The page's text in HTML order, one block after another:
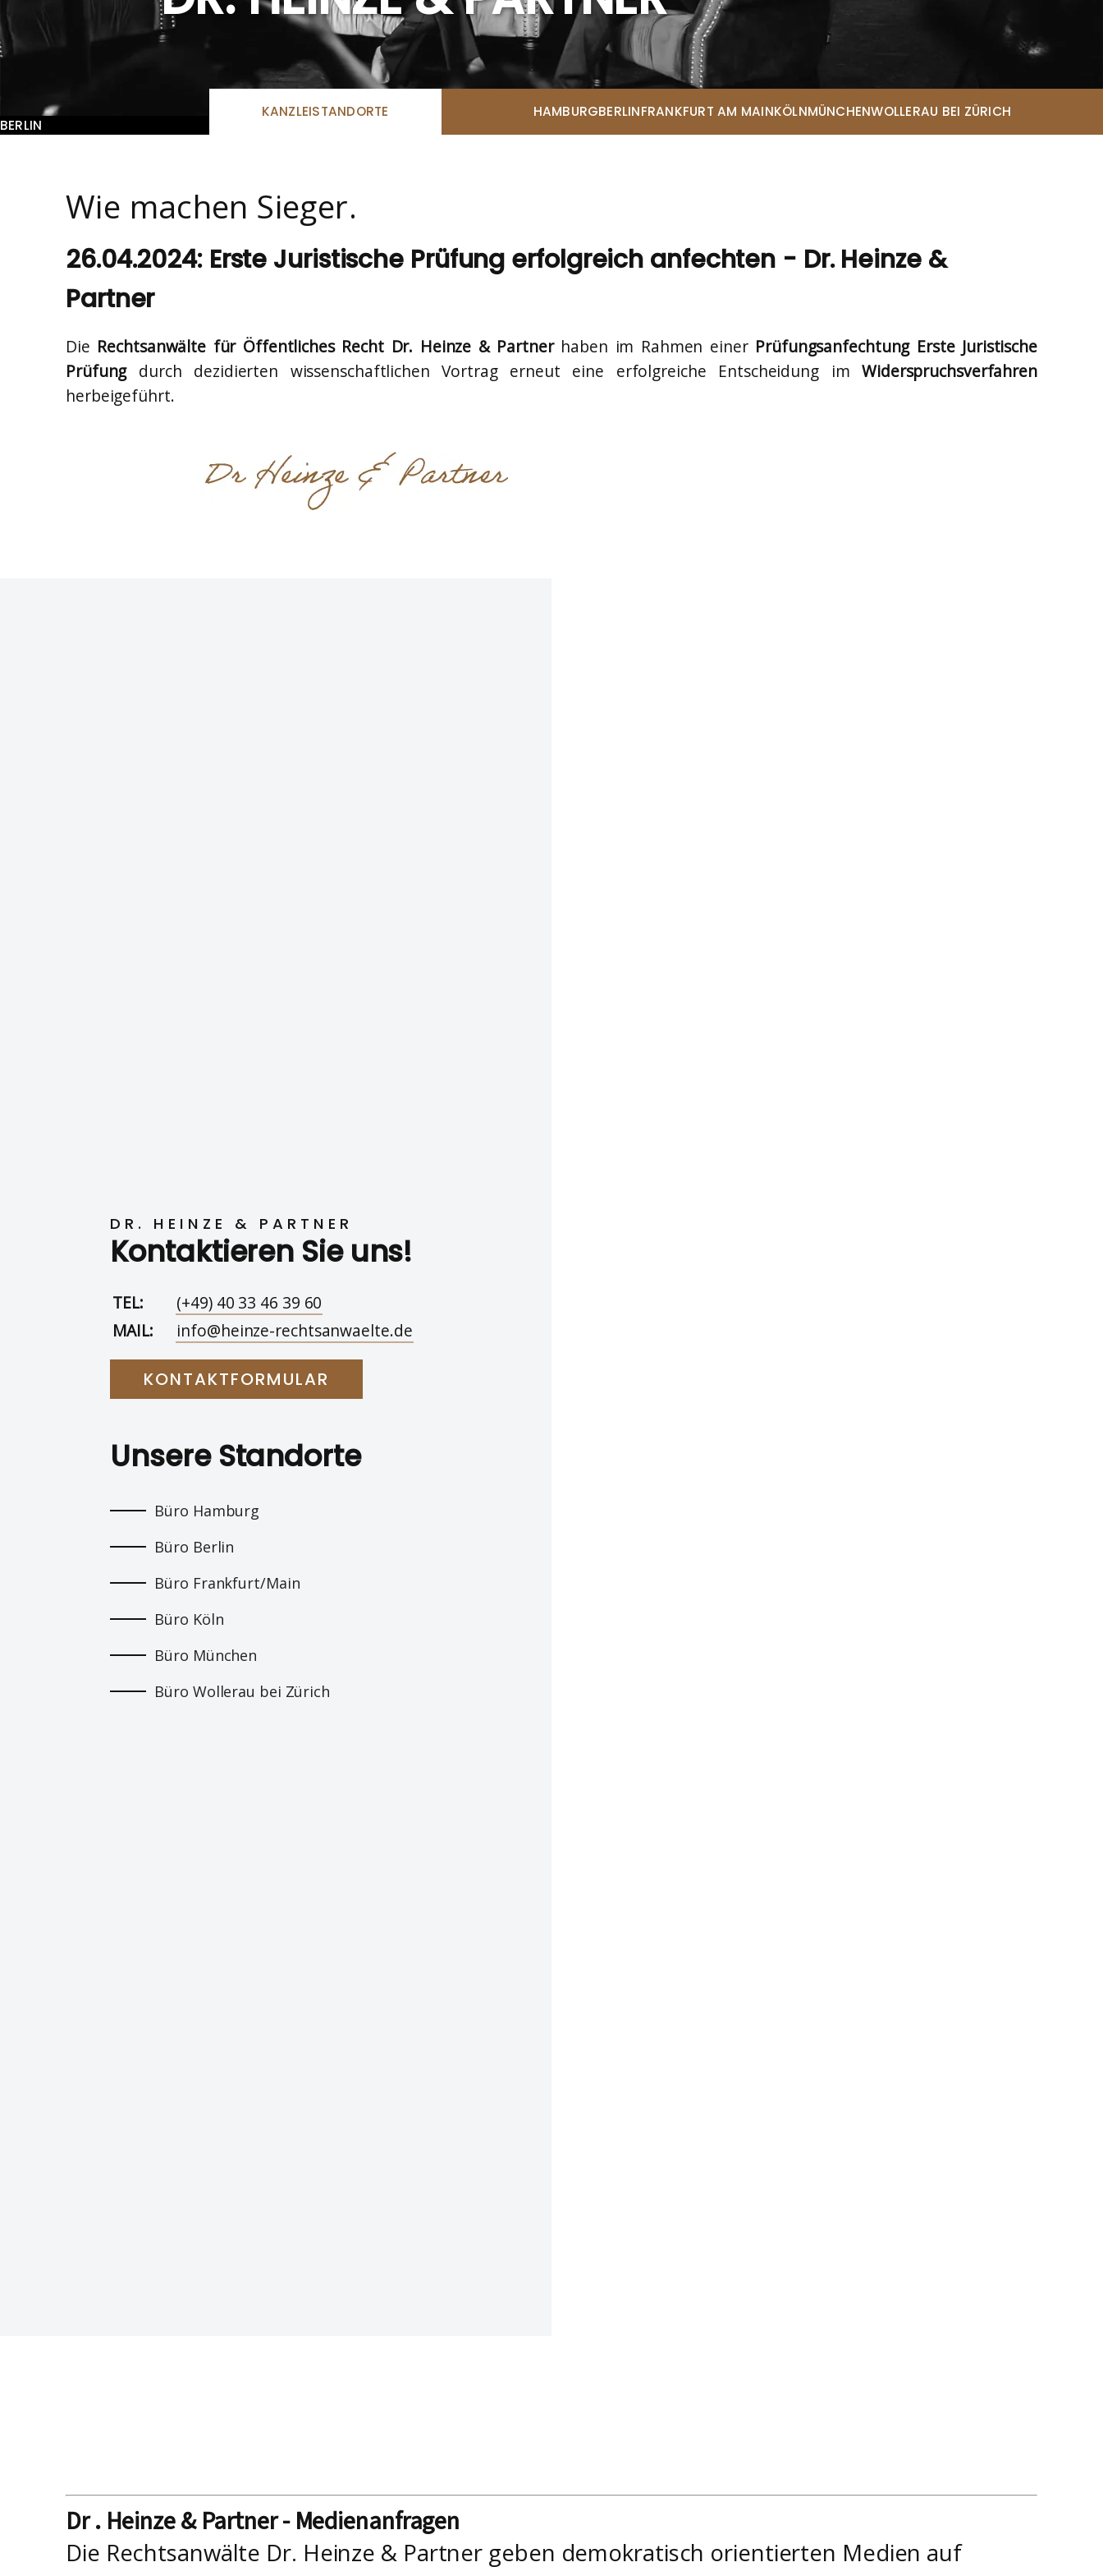
Rechtsanwältin
Eileen Menne*
Lena Elisabeth Telioridis*
Rechtsanwältin
Sarah Looschen*
KANZLEISTANDORTE HAMBURGBERLINFRANKFURT AM MAINKÖLNMÜNCHENWOLLERAU BEI ZÜRICH
BERLIN
Wie machen Sieger.
26.04.2024: Erste Juristische Prüfung erfolgreich anfechten - Dr. Heinze &
Partner
Die Rechtsanwälte für Öffentliches Recht Dr. Heinze & Partnerhaben im Rahmen einer Prüfungsanfechtung Erste Juristische
Prüfung durch dezidierten wissenschaftlichen Vortrag erneut eine erfolgreiche Entscheidung imWiderspruchsverfahren
herbeigeführt.
DR. HEINZE & PARTNER
Kontaktieren Sie uns!
TEL:
(+49) 40 33 46 39 60
MAIL:
info@heinze-rechtsanwaelte.de
KONTAKTFORMULAR
Unsere Standorte
Büro Hamburg
Büro Berlin
Büro Frankfurt/Main
Büro Köln
Büro München
Büro Wollerau bei Zürich
Dr . Heinze & Partner - Medienanfragen
Die Rechtsanwälte Dr. Heinze & Partner geben demokratisch orientierten Medien auf